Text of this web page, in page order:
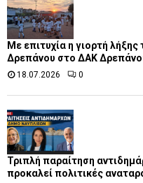
Με επιτυχία η γιορτή
Δρεπάνου στο ΔΑΚ
18.07.2026 0
Τριπλή παραίτηση
προκαλεί πολιτικές